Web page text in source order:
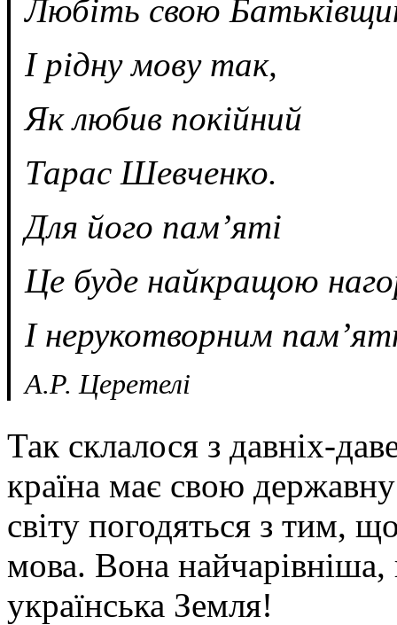
Любіть свою
І рідну мову так,
Як любив покійний
Тарас Шевченко.
Для його пам’яті
Це буде найкращою
І нерукотворним
А.Р. Церетелі
Так склалося з давніх-
країна має свою
світу погодяться з тим,
мова. Вона
українська Земля!